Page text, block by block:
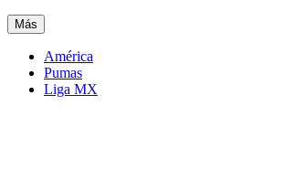
Más
América
Pumas
Liga MX